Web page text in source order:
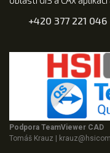
+420 377 221 046
Podpora TeamViewer CAD
Tomáš Krauz